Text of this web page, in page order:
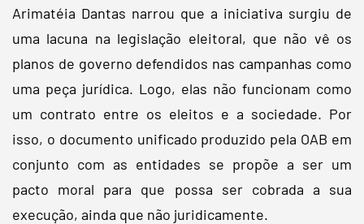
Arimatéia Dantas narrou que a iniciativa surgiu de
uma lacuna na legislação eleitoral, que não vê os
planos de governo defendidos nas campanhas como
uma peça jurídica. Logo, elas não funcionam como
um contrato entre os eleitos e a sociedade. Por
isso, o documento unificado produzido pela OAB em
conjunto com as entidades se propõe a ser um
pacto moral para que possa ser cobrada a sua
execução, ainda que não juridicamente.